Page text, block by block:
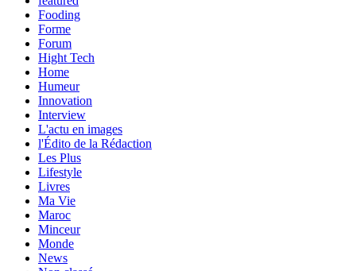
Fooding
Forme
Forum
Hight Tech
Home
Humeur
Innovation
Interview
L'actu en images
l'Édito de la Rédaction
Les Plus
Lifestyle
Livres
Ma Vie
Maroc
Minceur
Monde
News